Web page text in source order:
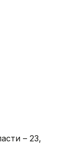
– 23,